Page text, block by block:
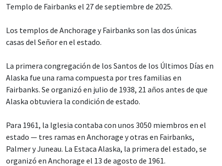
Templo de Fairbanks el 27 de septiembre de 2025.
Los templos de Anchorage y Fairbanks son las dos únicas
casas del Señor en el estado.
La primera congregación de los Santos de los Últimos Días en
Alaska fue una rama compuesta por tres familias en
Fairbanks. Se organizó en julio de 1938, 21 años antes de que
Alaska obtuviera la condición de estado.
Para 1961, la Iglesia contaba con unos 3050 miembros en el
estado — tres ramas en Anchorage y otras en Fairbanks,
Palmer y Juneau. La Estaca Alaska, la primera del estado, se
organizó en Anchorage el 13 de agosto de 1961.